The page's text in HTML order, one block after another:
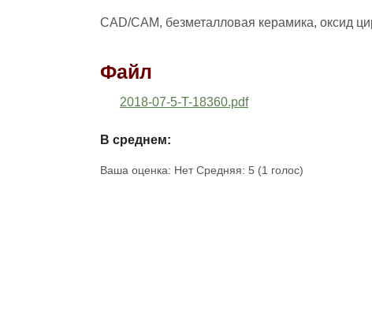
CAD/CAM, безметалловая керамика, оксид
Файл
2018-07-5-T-18360.pdf
В среднем:
Ваша оценка: Нет Средняя: 5 (1 голос)